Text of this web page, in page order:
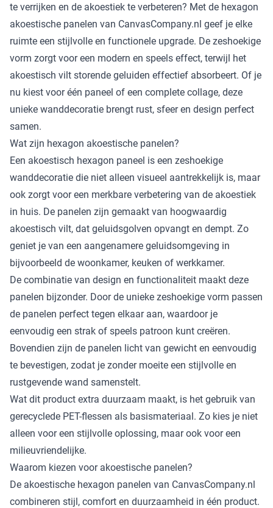
te verrijken en de akoestiek te verbeteren? Met de hexagon
akoestische panelen van CanvasCompany.nl geef je elke
ruimte een stijlvolle en functionele upgrade. De zeshoekige
vorm zorgt voor een modern en speels effect, terwijl het
akoestisch vilt storende geluiden effectief absorbeert. Of je
nu kiest voor één paneel of een complete collage, deze
unieke wanddecoratie brengt rust, sfeer en design perfect
samen.
Wat zijn hexagon akoestische panelen?
Een akoestisch hexagon paneel is een zeshoekige
wanddecoratie die niet alleen visueel aantrekkelijk is, maar
ook zorgt voor een merkbare verbetering van de akoestiek
in huis. De panelen zijn gemaakt van hoogwaardig
akoestisch vilt, dat geluidsgolven opvangt en dempt. Zo
geniet je van een aangenamere geluidsomgeving in
bijvoorbeeld de woonkamer, keuken of werkkamer.
De combinatie van design en functionaliteit maakt deze
panelen bijzonder. Door de unieke zeshoekige vorm passen
de panelen perfect tegen elkaar aan, waardoor je
eenvoudig een strak of speels patroon kunt creëren.
Bovendien zijn de panelen licht van gewicht en eenvoudig
te bevestigen, zodat je zonder moeite een stijlvolle en
rustgevende wand samenstelt.
Wat dit product extra duurzaam maakt, is het gebruik van
gerecyclede PET-flessen als basismateriaal. Zo kies je niet
alleen voor een stijlvolle oplossing, maar ook voor een
milieuvriendelijke.
Waarom kiezen voor akoestische panelen?
De akoestische hexagon panelen van CanvasCompany.nl
combineren stijl, comfort en duurzaamheid in één product.